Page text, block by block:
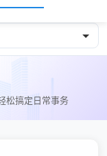
松搞定日常事务